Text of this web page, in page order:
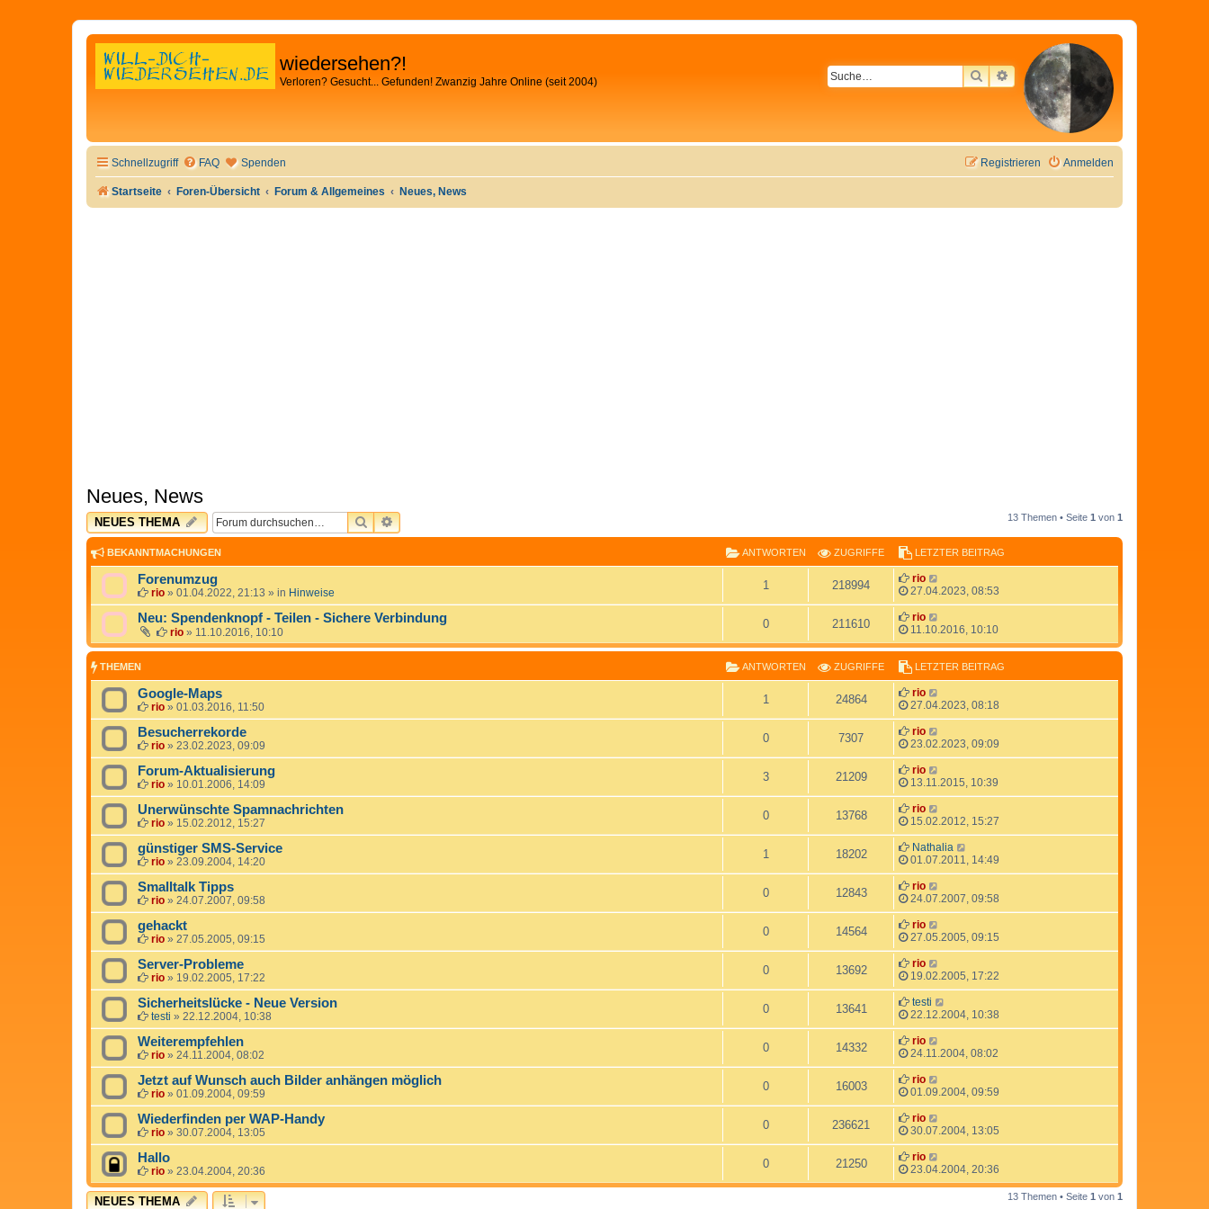
wiedersehen?!
Verloren? Gesucht... Gefunden! Zwanzig Jahre Online (seit 2004) SUCHEERWEITERTE SUCHE
Schnellzugriff FAQ Spenden Anmelden
Registrieren
Startseite Foren-Übersicht Forum & Allgemeines Neues, News
Neues, News
NEUES THEMA SUCHEERWEITERTE SUCHE 13 Themen • Seite 1 von 1
BEKANNTMACHUNGEN ANTWORTEN ZUGRIFFE LETZTER BEITRAG
Forenumzug
rio » 01.04.2022, 21:13 » in Hinweise
1 218994
rio
27.04.2023, 08:53
Neu: Spendenknopf - Teilen - Sichere Verbindung
rio » 11.10.2016, 10:10
0 211610
rio
11.10.2016, 10:10
THEMEN ANTWORTEN ZUGRIFFE LETZTER BEITRAG
Google-Maps
rio » 01.03.2016, 11:50
1 24864
rio
27.04.2023, 08:18
Besucherrekorde
rio » 23.02.2023, 09:09
0 7307
rio
23.02.2023, 09:09
Forum-Aktualisierung
rio » 10.01.2006, 14:09
3 21209
rio
13.11.2015, 10:39
Unerwünschte Spamnachrichten
rio » 15.02.2012, 15:27
0 13768
rio
15.02.2012, 15:27
günstiger SMS-Service
rio » 23.09.2004, 14:20
1 18202
Nathalia
01.07.2011, 14:49
Smalltalk Tipps
rio » 24.07.2007, 09:58
0 12843
rio
24.07.2007, 09:58
gehackt
rio » 27.05.2005, 09:15
0 14564
rio
27.05.2005, 09:15
Server-Probleme
rio » 19.02.2005, 17:22
0 13692
rio
19.02.2005, 17:22
Sicherheitslücke - Neue Version
testi » 22.12.2004, 10:38
0 13641
testi
22.12.2004, 10:38
Weiterempfehlen
rio » 24.11.2004, 08:02
0 14332
rio
24.11.2004, 08:02
Jetzt auf Wunsch auch Bilder anhängen möglich
rio » 01.09.2004, 09:59
0 16003
rio
01.09.2004, 09:59
Wiederfinden per WAP-Handy
rio » 30.07.2004, 13:05
0 236621
rio
30.07.2004, 13:05
Hallo
rio » 23.04.2004, 20:36
0 21250
rio
23.04.2004, 20:36
NEUES THEMA 13 Themen • Seite 1 von 1